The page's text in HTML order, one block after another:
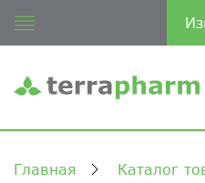
Главная Каталог